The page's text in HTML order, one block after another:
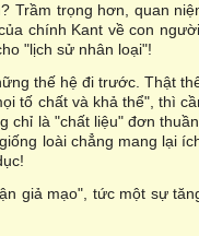
Trầm trọng hơn, quan
chính Kant về con
"lịch sử nhân loại"!
thế hệ đi trước. Thật
tố chất và khả thể", thì
là "chất liệu" đơn
loài chẳng mang lại
giả mạo", tức một sự